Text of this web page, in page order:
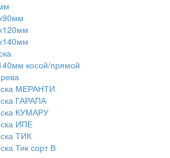
косой/прямой
МЕРАНТИ
ГАРАПА
КУМАРУ
ИПЕ
ТИК
Тик сорт В